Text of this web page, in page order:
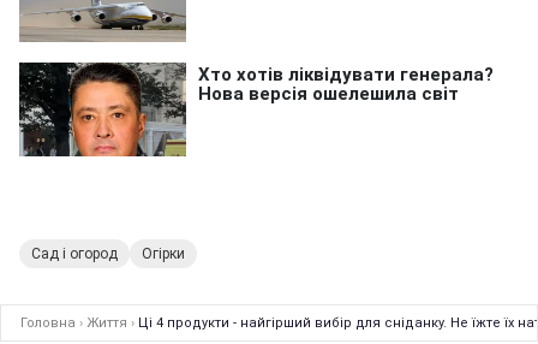
Сад і огород Огірки
Головна › Життя › Ці 4 продукти - найгірший вибір для сніданку. Не їжте їх